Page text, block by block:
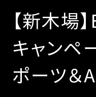
【新木場
キャンペ
ポーツ＆